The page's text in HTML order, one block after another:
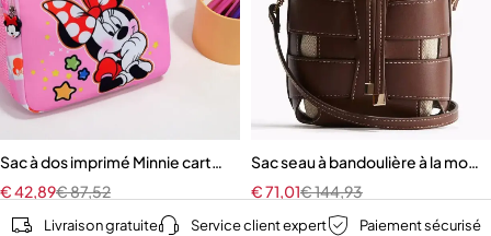
Sac à dos imprimé Minnie cartable léger de grande capacité pour
€87,52
€42,89
Sac seau à bandoulière à la
€144,93
€71,01
Livraison gratuite Service client expert Paiement sécurisé